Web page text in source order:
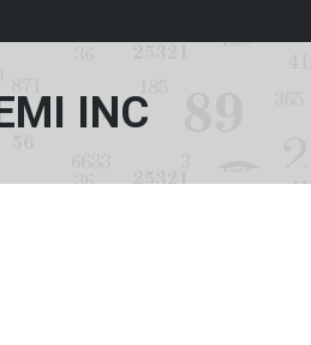
INC